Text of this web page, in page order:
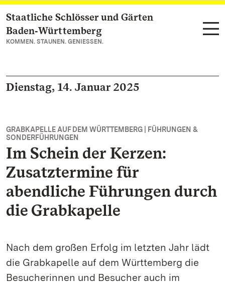
Zum Hauptinhalt springen
Staatliche Schlösser und Gärten
Baden‑Württemberg
KOMMEN. STAUNEN. GENIESSEN.
Dienstag, 14. Januar 2025
GRABKAPELLE AUF DEM WÜRTTEMBERG | FÜHRUNGEN &
SONDERFÜHRUNGEN
Im Schein der Kerzen:
Zusatztermine für
abendliche Führungen durch
die Grabkapelle
Nach dem großen Erfolg im letzten Jahr lädt
die Grabkapelle auf dem Württemberg die
Besucherinnen und Besucher auch im